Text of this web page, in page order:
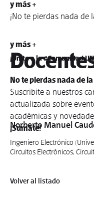
y más +
¡No te pierdas nada de
y más +
¡Unite a la #Comunidad
No te pierdas nada de
Suscribite a nuestros
actualizada sobre
académicas y
¡Sumate!
Norberto Manuel
Ingeniero Electrónico
Circuitos Electrónicos,
Volver al listado